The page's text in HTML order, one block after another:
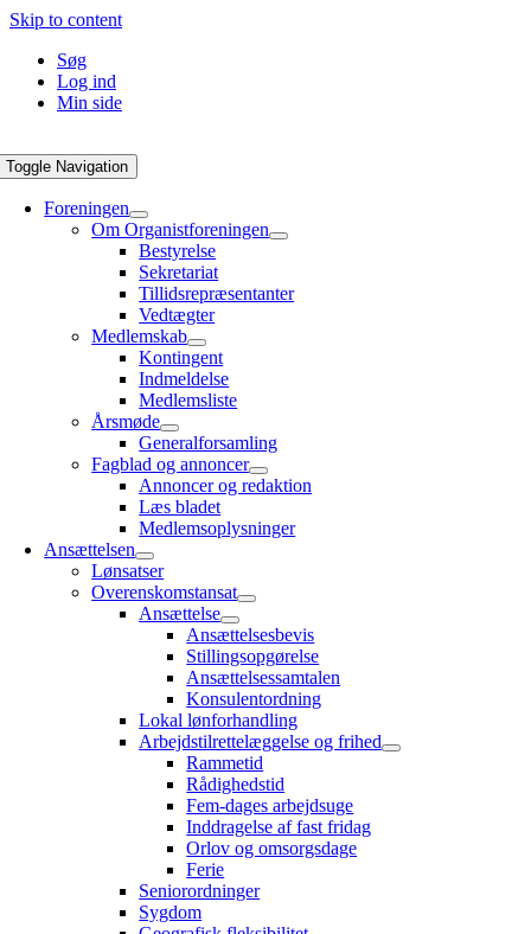
Skip to content
Søg
Log ind
Min side
Toggle Navigation
Foreningen
Om Organistforeningen
Bestyrelse
Sekretariat
Tillidsrepræsentanter
Vedtægter
Medlemskab
Kontingent
Indmeldelse
Medlemsliste
Årsmøde
Generalforsamling
Fagblad og annoncer
Annoncer og redaktion
Læs bladet
Medlemsoplysninger
Ansættelsen
Lønsatser
Overenskomstansat
Ansættelse
Ansættelsesbevis
Stillingsopgørelse
Ansættelsessamtalen
Konsulentordning
Lokal lønforhandling
Arbejdstilrettelæggelse og frihed
Rammetid
Rådighedstid
Fem-dages arbejdsuge
Inddragelse af fast fridag
Orlov og omsorgsdage
Ferie
Seniorordninger
Sygdom